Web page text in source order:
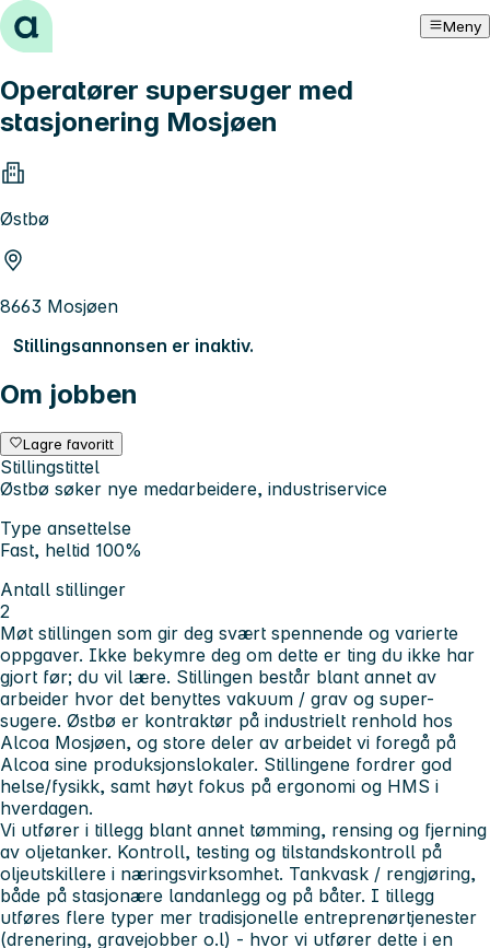
Hopp til innhold Meny
Operatører supersuger med
stasjonering Mosjøen
Østbø
8663 Mosjøen
Stillingsannonsen er inaktiv.
Om jobben
Lagre favoritt
Stillingstittel
Østbø søker nye medarbeidere, industriservice
Type ansettelse
Fast, heltid 100%
Antall stillinger
2
Møt stillingen som gir deg svært spennende og varierte
oppgaver. Ikke bekymre deg om dette er ting du ikke har
gjort før; du vil lære. Stillingen består blant annet av
arbeider hvor det benyttes vakuum / grav og super-
sugere. Østbø er kontraktør på industrielt renhold hos
Alcoa Mosjøen, og store deler av arbeidet vi foregå på
Alcoa sine produksjonslokaler. Stillingene fordrer god
helse/fysikk, samt høyt fokus på ergonomi og HMS i
hverdagen.
Vi utfører i tillegg blant annet tømming, rensing og fjerning
av oljetanker. Kontroll, testing og tilstandskontroll på
oljeutskillere i næringsvirksomhet. Tankvask / rengjøring,
både på stasjonære landanlegg og på båter. I tillegg
utføres flere typer mer tradisjonelle entreprenørtjenester
(drenering, gravejobber o.l) - hvor vi utfører dette i en